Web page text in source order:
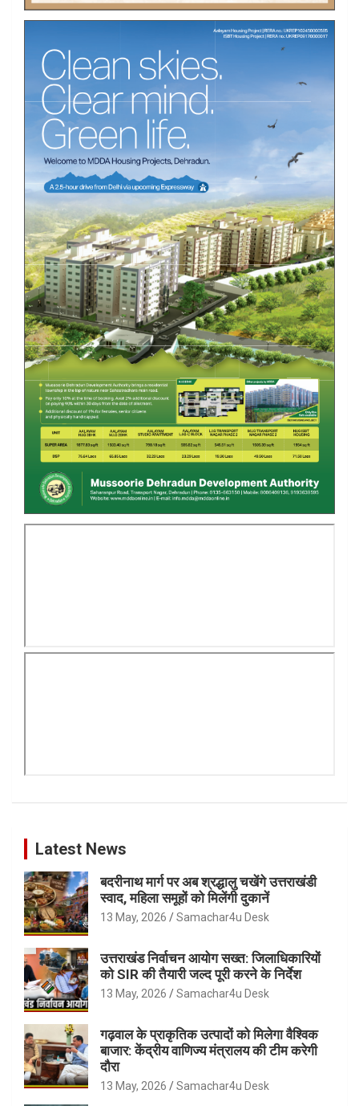
Latest News
बदरीनाथ मार्ग पर अब श्रद्धालु चखेंगे उत्तराखंडी
स्वाद, महिला समूहों को मिलेंगी दुकानें
13 May, 2026 Samachar4u Desk
उत्तराखंड निर्वाचन आयोग सख्त: जिलाधिकारियों
को SIR की तैयारी जल्द पूरी करने के निर्देश
13 May, 2026 Samachar4u Desk
गढ़वाल के प्राकृतिक उत्पादों को मिलेगा वैश्विक
बाजार: केंद्रीय वाणिज्य मंत्रालय की टीम करेगी
दौरा
13 May, 2026 Samachar4u Desk